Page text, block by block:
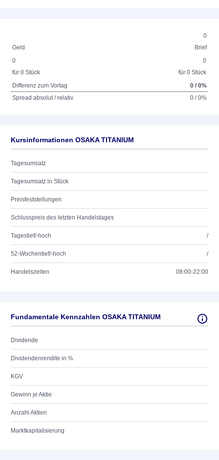
0
Geld
Brief
0
für 0 Stück
0
für 0 Stück
Differenz zum Vortag
0 / 0%
Spread absolut / relativ
0 / 0%
Kursinformationen OSAKA TITANIUM
Tagesumsatz
Tagesumsatz in Stück
Preisfeststellungen
Schlusspreis des letzten Handelstages
Tagestief/-hoch /
52-Wochentief/-hoch /
Handelszeiten 08:00-22:00
Fundamentale Kennzahlen OSAKA TITANIUM
Dividende
Dividendenrendite in %
KGV
Gewinn je Aktie
Anzahl Aktien
Marktkapitalisierung